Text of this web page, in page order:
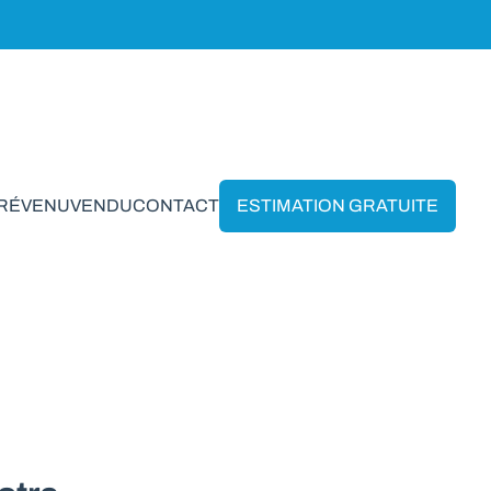
VENDUCONTACT ESTIMATION GRATUITE